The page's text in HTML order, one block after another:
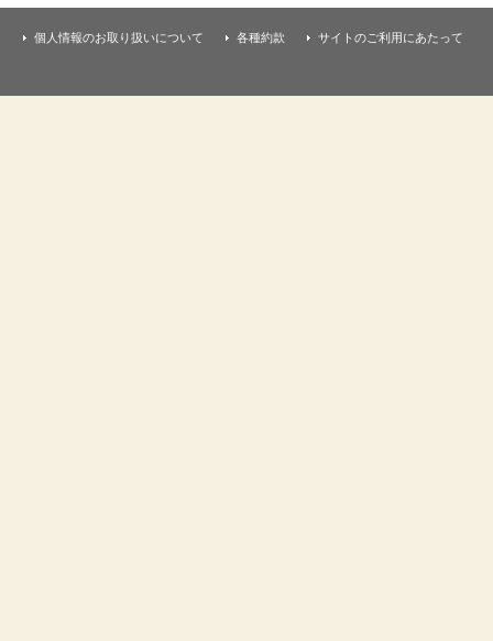
個人情報のお取り扱いについて 各種約款 サイトのご利用にあたって